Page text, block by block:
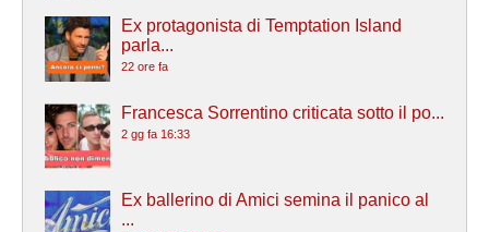
Ex protagonista di Temptation Island
parla...
22 ore fa
Francesca Sorrentino criticata sotto il po...
2 gg fa 16:33
Ex ballerino di Amici semina il panico al
...